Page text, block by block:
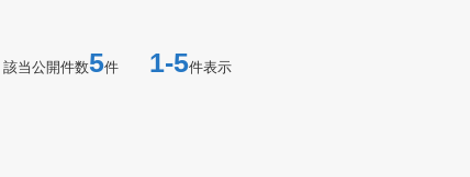
該当公開件数5件 1-5件表示